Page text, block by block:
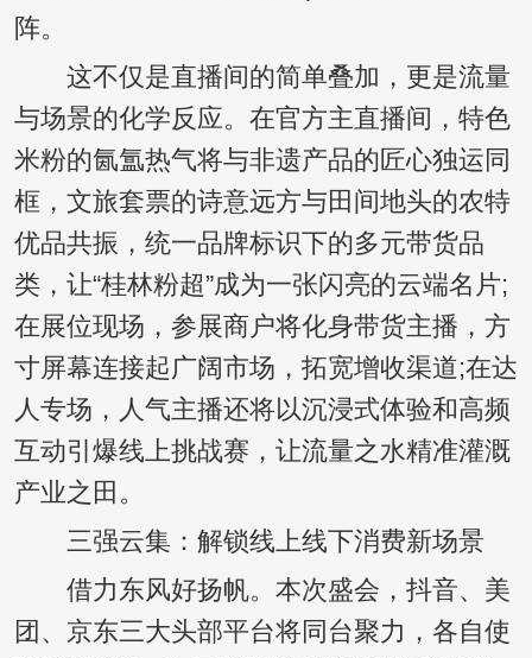
阵。
这不仅是直播间的简单叠加，更是流量
与场景的化学反应。在官方主直播间，特色
米粉的氤氲热气将与非遗产品的匠心独运同
框，文旅套票的诗意远方与田间地头的农特
优品共振，统一品牌标识下的多元带货品
类，让“桂林粉超”成为一张闪亮的云端名片;
在展位现场，参展商户将化身带货主播，方
寸屏幕连接起广阔市场，拓宽增收渠道;在达
人专场，人气主播还将以沉浸式体验和高频
互动引爆线上挑战赛，让流量之水精准灌溉
产业之田。
三强云集：解锁线上线下消费新场景
借力东风好扬帆。本次盛会，抖音、美
团、京东三大头部平台将同台聚力，各自使